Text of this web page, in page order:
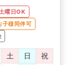
土曜日OK
子様同伴可
土 日
祝